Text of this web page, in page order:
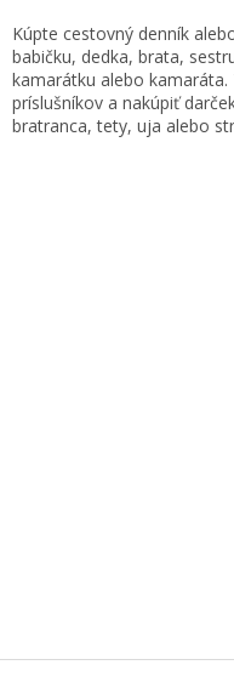
Kúpte cestovný denník
babičku, dedka, brata,
kamarátku alebo
príslušníkov a nakúpiť
bratranca, tety, uja alebo
Z